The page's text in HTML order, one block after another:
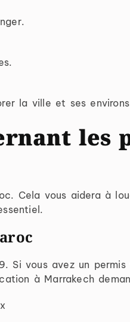
la ville et ses
les
Cela vous aidera à
Si vous avez un
à Marrakech